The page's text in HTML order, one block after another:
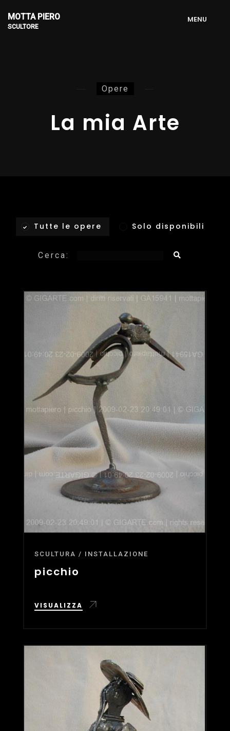
MOTTA PIERO
SCULTORE
MENU
Opere
La mia Arte
Tutte le opere Solo disponibili
Cerca:
SCULTURA / INSTALLAZIONE
picchio
VISUALIZZA